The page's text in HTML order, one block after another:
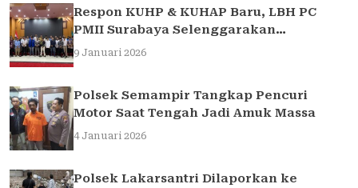
Respon KUHP & KUHAP Baru, LBH PC
PMII Surabaya Selenggarakan
Sarasehan Hukum
9 Januari 2026
Polsek Semampir Tangkap Pencuri
Motor Saat Tengah Jadi Amuk Massa
4 Januari 2026
Polsek Lakarsantri Dilaporkan ke